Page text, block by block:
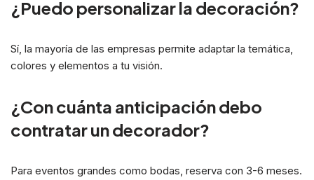
¿Puedo personalizar la decoración?
Sí, la mayoría de las empresas permite adaptar la temática,
colores y elementos a tu visión.
¿Con cuánta anticipación debo
contratar un decorador?
Para eventos grandes como bodas, reserva con 3-6 meses.